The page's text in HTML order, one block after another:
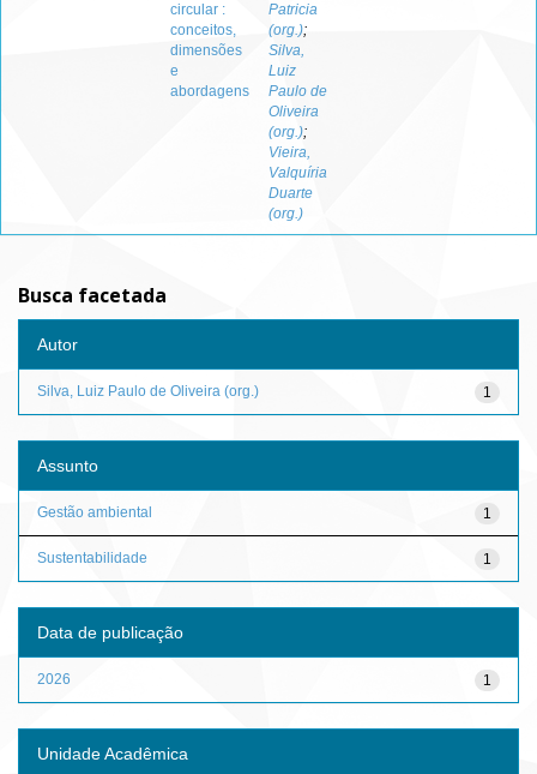
circular :
conceitos,
dimensões
e
abordagens
Patricia
(org.);
Silva,
Luiz
Paulo de
Oliveira
(org.);
Vieira,
Valquíria
Duarte
(org.)
Busca facetada
Autor
1
Silva, Luiz Paulo de Oliveira (org.)
Assunto
1
Gestão ambiental
1
Sustentabilidade
Data de publicação
1
2026
Unidade Acadêmica